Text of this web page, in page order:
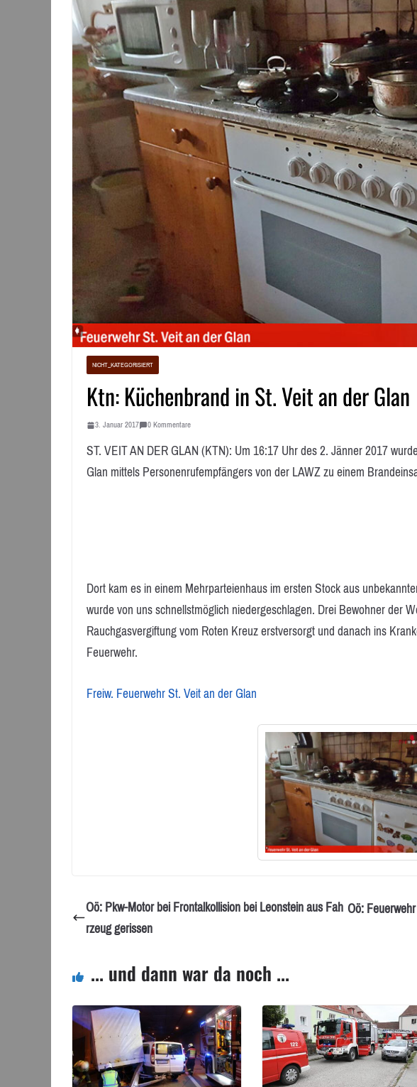
NICHT_KATEGORISIERT
Ktn: Küchenbrand in St. Veit an der
3. Januar 2017 0 Kommentare
ST. VEIT AN DER GLAN (KTN): Um 16:17 Uhr des 2. Jänner 2017
Glan mittels Personenrufempfängers von der LAWZ zu einem
Dort kam es in einem Mehrparteienhaus im ersten Stock aus
wurde von uns schnellstmöglich niedergeschlagen. Drei Bewohner der
Rauchgasvergiftung vom Roten Kreuz erstversorgt und danach ins
Feuerwehr.
Freiw. Feuerwehr St. Veit an der Glan
Oö: Pkw-Motor bei Frontalkollision bei Leonstein aus Fah
rzeug gerissen
Oö:
... und dann war da noch ...